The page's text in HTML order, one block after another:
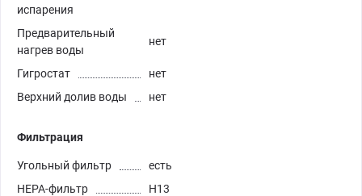
испарения
Предварительный
нагрев воды
нет
Гигростат
нет
Верхний долив воды
нет
Фильтрация
Угольный фильтр
есть
HEPA-фильтр
Н13